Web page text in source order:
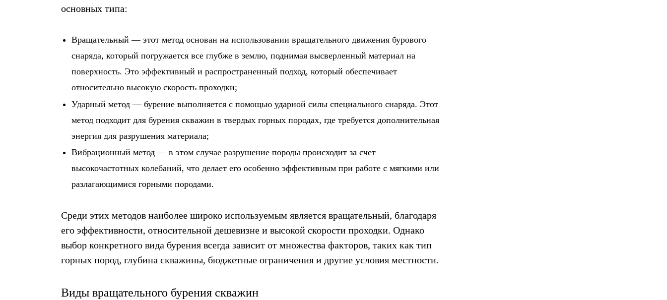
основных типа:
Вращательный — этот метод основан на использовании вращательного движения бурового
снаряда, который погружается все глубже в землю, поднимая высверленный материал на
поверхность. Это эффективный и распространенный подход, который обеспечивает
относительно высокую скорость проходки;
Ударный метод — бурение выполняется с помощью ударной силы специального снаряда. Этот
метод подходит для бурения скважин в твердых горных породах, где требуется дополнительная
энергия для разрушения материала;
Вибрационный метод — в этом случае разрушение породы происходит за счет
высокочастотных колебаний, что делает его особенно эффективным при работе с мягкими или
разлагающимися горными породами.
Среди этих методов наиболее широко используемым является вращательный, благодаря
его эффективности, относительной дешевизне и высокой скорости проходки. Однако
выбор конкретного вида бурения всегда зависит от множества факторов, таких как тип
горных пород, глубина скважины, бюджетные ограничения и другие условия местности.
Виды вращательного бурения скважин